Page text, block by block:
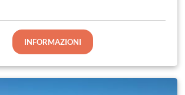
INFORMAZIONI